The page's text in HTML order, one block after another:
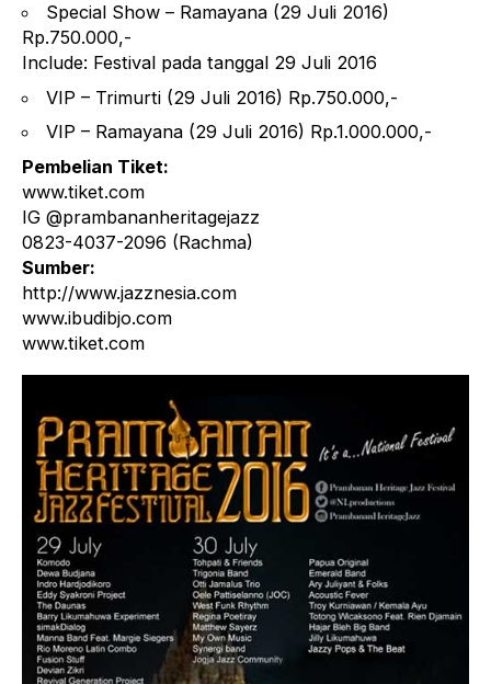
Special Show – Ramayana (29 Juli 2016)
Rp.750.000,-
Include: Festival pada tanggal 29 Juli 2016
VIP – Trimurti (29 Juli 2016) Rp.750.000,-
VIP – Ramayana (29 Juli 2016) Rp.1.000.000,-
Pembelian Tiket:
www.tiket.com
IG @prambananheritagejazz
0823-4037-2096 (Rachma)
Sumber:
http://www.jazznesia.com
www.ibudibjo.com
www.tiket.com